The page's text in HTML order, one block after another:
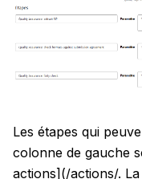
Les étapes qui
colonne de gauche
actions](/actions/.